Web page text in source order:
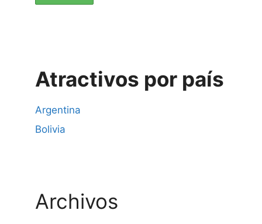
Atractivos por país
Argentina
Bolivia
Archivos